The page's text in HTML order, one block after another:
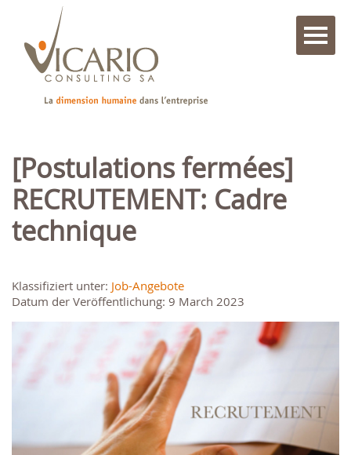
[Postulations fermées]
RECRUTEMENT: Cadre
technique
Klassifiziert unter: Job-Angebote
Datum der Veröffentlichung: 9 March 2023